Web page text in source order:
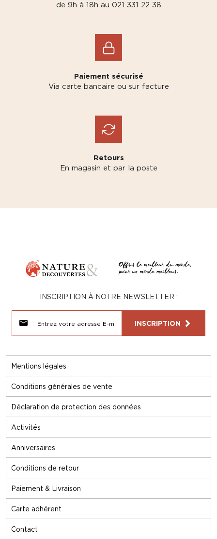
de 9h à 18h au 021 331 22 38
Paiement sécurisé
Via carte bancaire ou sur facture
Retours
En magasin et par la poste
Mentions légales
Conditions générales de vente
Déclaration de protection des données
Activités
Anniversaires
Conditions de retour
Paiement & Livraison
Carte adhérent
Contact
INSCRIPTION À NOTRE NEWSLETTER :
INSCRIPTION